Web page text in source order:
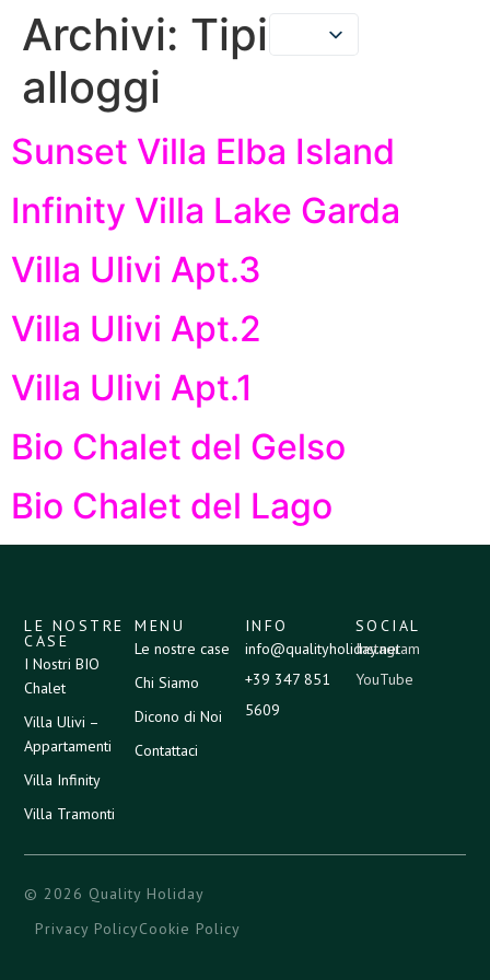
Archivi: Tipi di
alloggi
Sunset Villa Elba Island
Infinity Villa Lake Garda
Villa Ulivi Apt.3
Villa Ulivi Apt.2
Villa Ulivi Apt.1
Bio Chalet del Gelso
Bio Chalet del Lago
LE NOSTRE
CASE
I Nostri BIO
Chalet
Villa Ulivi –
Appartamenti
Villa Infinity
Villa Tramonti
MENU
Le nostre case
Chi Siamo
Dicono di Noi
Contattaci
INFO
info@qualityholiday.net
+39 347 851
5609
SOCIAL
Instagram
YouTube
© 2026 Quality Holiday
Privacy PolicyCookie Policy